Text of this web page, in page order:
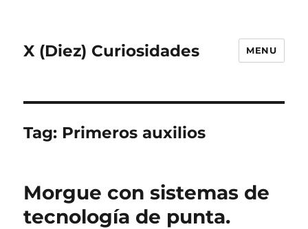
X (Diez) Curiosidades MENU
Tag: Primeros auxilios
Morgue con sistemas de
tecnología de punta.